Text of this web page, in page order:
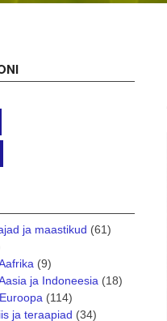
ja maastikud (61)
(9)
ja Indoneesia(18)
(114)
ja teraapiad (34)